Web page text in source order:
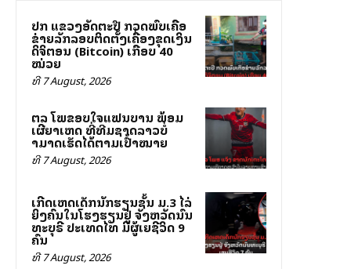
ປກສ ແຂວງອັດຕະປື ກວດພົບເຄືອ
ຂ່າຍລັກລອບຕິດຕັ້ງເຄື່ອງຂຸດເງິນ
ດິຈິຕອນ (Bitcoin) ເກືອບ 40
ໝ່ວຍ
ທີ 7 August, 2026
ສຕລ ໂພສຂອບໃຈແຟນບານ ພ້ອມ
ເຜີຍສາເຫດ ທີ່ທີມຊາດລາວບໍ່
ສາມາດເຮັດໄດ້ຕາມເປົ້າໝາຍ
ທີ 7 August, 2026
ເກີດເຫດເດັກນັກຮຽນຊັ້ນ ມ.3 ໄລ່
ຍິງຄົນໃນໂຮງຮຽນຢູ່ ຈັງຫວັດນົນ
ທະບຸຣີ ປະເທດໄທ ມີຜູ້ເສຍຊີວິດ 9
ຄົນ
ທີ 7 August, 2026